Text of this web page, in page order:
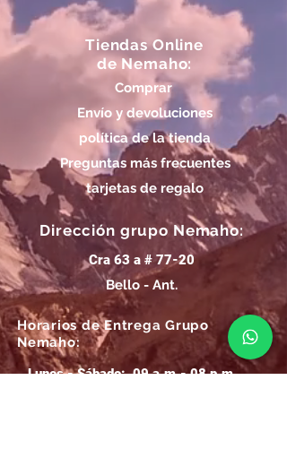
Tiendas Online
de Nemaho:
Comprar
Envío y devoluciones
política de la tienda
Preguntas más frecuentes
tarjetas de regalo
Dirección grupo Nemaho:
Cra 63 a # 77-20
Bello - Ant.
Horarios de Entrega Grupo
Nemaho:
Lunes - Sábado: 09 a.m.- 08 p.m.